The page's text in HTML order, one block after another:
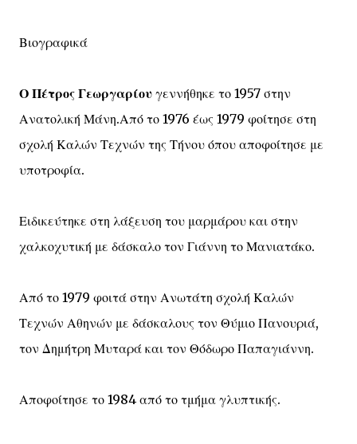
Βιογραφικά
Ο Πέτρος Γεωργαρίου γεννήθηκε το 1957 στην
Ανατολική Μάνη.Από το 1976 έως 1979 φοίτησε στη
σχολή Καλών Τεχνών της Τήνου όπου αποφοίτησε με
υποτροφία.
Ειδικεύτηκε στη λάξευση του μαρμάρου και στην
χαλκοχυτική με δάσκαλο τον Γιάννη το Μανιατάκο.
Από το 1979 φοιτά στην Ανωτάτη σχολή Καλών
Τεχνών Αθηνών με δάσκαλους τον Θύμιο Πανουριά,
τον Δημήτρη Μυταρά και τον Θόδωρο Παπαγιάννη.
Αποφοίτησε το 1984 από το τμήμα γλυπτικής.